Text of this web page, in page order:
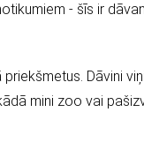
- šīs ir
Dāvini
mini zoo vai